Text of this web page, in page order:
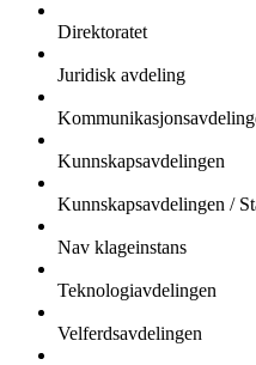
Direktoratet
Juridisk avdeling
Kunnskapsavdelingen
Kunnskapsavdelingen /
Nav klageinstans
Teknologiavdelingen
Velferdsavdelingen